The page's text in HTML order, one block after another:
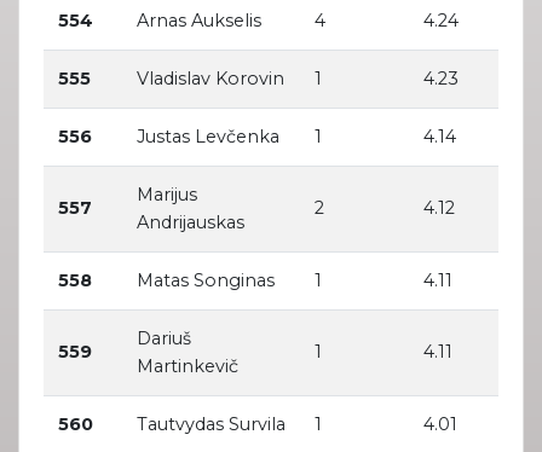
554 Arnas Aukselis 4 4.24
555 Vladislav Korovin 1 4.23
556 Justas Levčenka 1 4.14
557
Marijus
Andrijauskas
2 4.12
558 Matas Songinas 1 4.11
559
Dariuš
Martinkevič
1 4.11
560 Tautvydas Survila 1 4.01